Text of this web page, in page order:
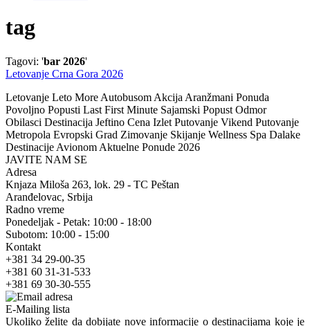
tag
Tagovi: 'bar 2026'
Letovanje Crna Gora 2026
Letovanje Leto More Autobusom Akcija Aranžmani Ponuda
Povoljno Popusti Last First Minute Sajamski Popust Odmor
Obilasci Destinacija Jeftino Cena Izlet Putovanje Vikend Putovanje
Metropola Evropski Grad Zimovanje Skijanje Wellness Spa Dalake
Destinacije Avionom Aktuelne Ponude 2026
JAVITE NAM SE
Adresa
Knjaza Miloša 263, lok. 29 - TC Peštan
Aranđelovac, Srbija
Radno vreme
Ponedeljak - Petak: 10:00 - 18:00
Subotom: 10:00 - 15:00
Kontakt
+381 34 29-00-35
+381 60 31-31-533
+381 69 30-30-555
E-Mailing lista
Ukoliko želite da dobijate nove informacije o destinacijama koje je